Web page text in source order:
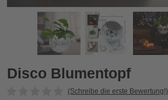
Disco Blumentopf
Zurück
Disco Blumentopf
(Schreibe die erste Bewertung!)